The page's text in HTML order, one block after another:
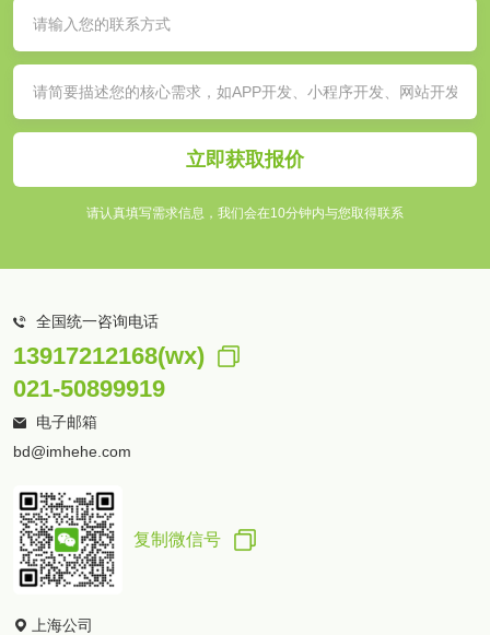
立即获取报价
请认真填写需求信息，我们会在10分钟内与您取得联系
全国统一咨询电话
13917212168(wx)
021-50899919
电子邮箱
bd@imhehe.com
复制微信号
上海公司